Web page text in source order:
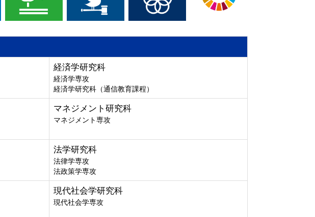
経済学研究科
経済学専攻
経済学研究科（通信教育課程）
マネジメント研究科
マネジメント専攻
法学研究科
法律学専攻
法政策学専攻
現代社会学研究科
現代社会学専攻